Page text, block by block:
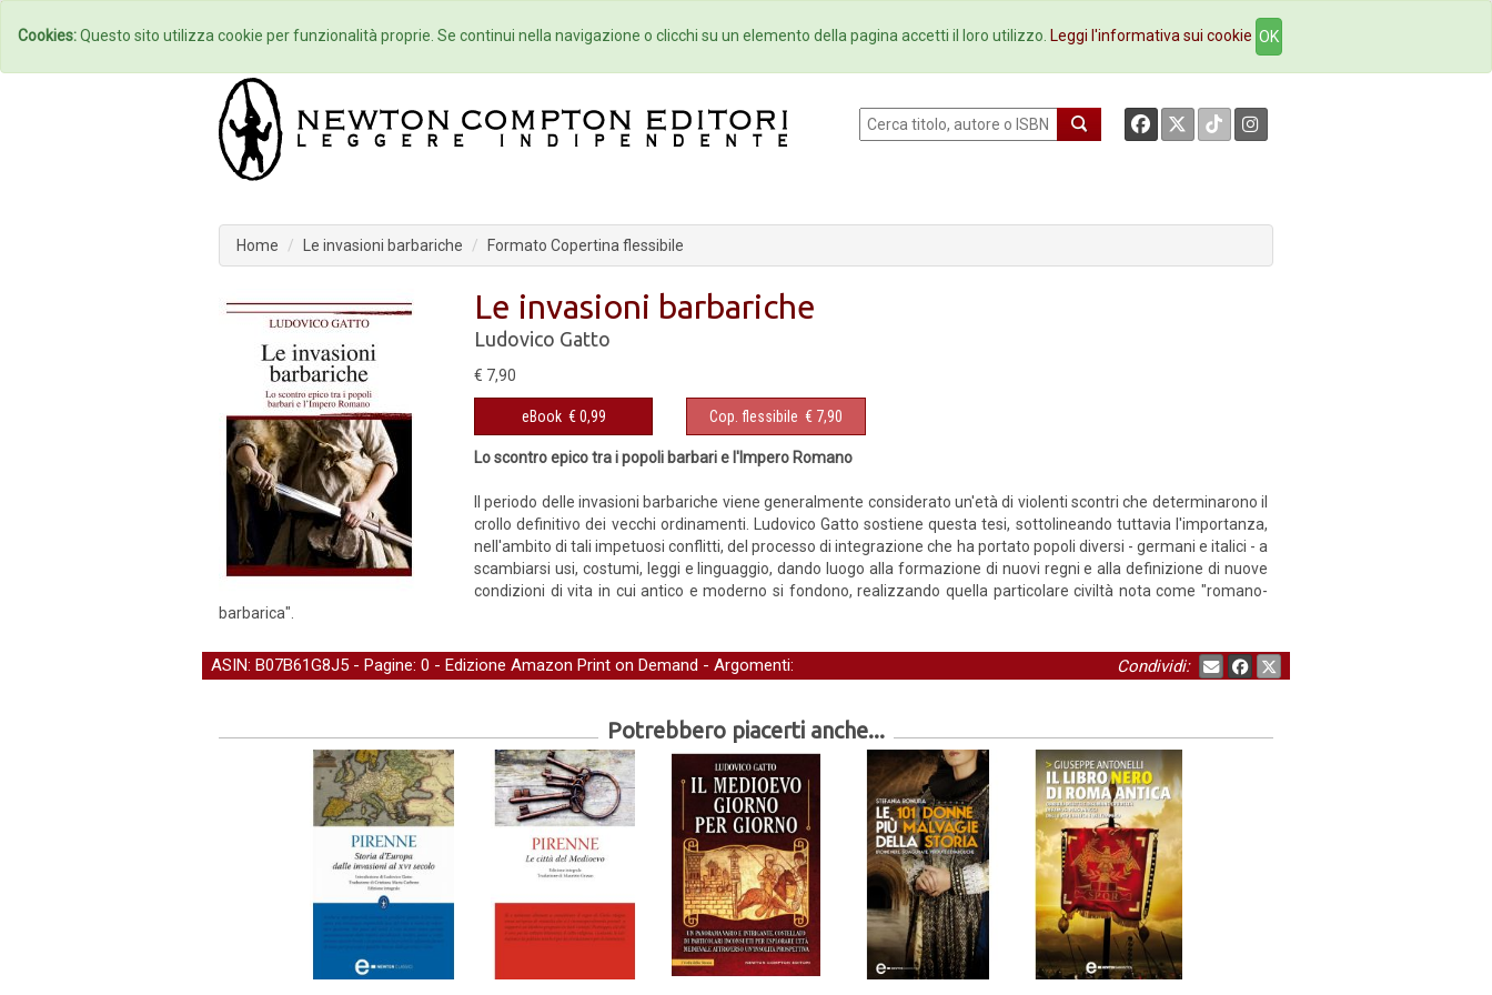
Home Autori Eventi Collane Newsletter Ebookstore Contatti
Home Le invasioni barbariche Formato Copertina flessibile
Le invasioni barbariche
Ludovico Gatto
€ 7,90
eBook € 0,99 Cop. flessibile € 7,90
Lo scontro epico tra i popoli barbari e l'Impero Romano
Il periodo delle invasioni barbariche viene generalmente considerato un'età di violenti scontri che determinarono il
crollo definitivo dei vecchi ordinamenti. Ludovico Gatto sostiene questa tesi, sottolineando tuttavia l'importanza,
nell'ambito di tali impetuosi conflitti, del processo di integrazione che ha portato popoli diversi - germani e italici - a
scambiarsi usi, costumi, leggi e linguaggio, dando luogo alla formazione di nuovi regni e alla definizione di nuove
condizioni di vita in cui antico e moderno si fondono, realizzando quella particolare civiltà nota come "romano-
barbarica".
ASIN: B07B61G8J5 - Pagine: 0 - Edizione Amazon Print on Demand - Argomenti: Condividi:
Potrebbero piacerti anche...
Cookies:Questo sito utilizza cookie per funzionalità proprie. Se continui nella navigazione o clicchi su un elemento della pagina accetti il loro utilizzo. Leggi l'informativa sui cookie OK